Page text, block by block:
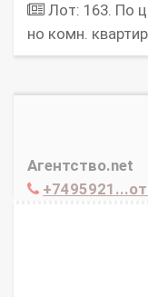
Лот: 163. По
но комн.
Агентство.net